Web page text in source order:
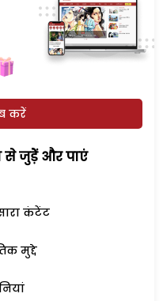
करें
से जुड़ेें और पाएं
कंटेंट
मुद्दे